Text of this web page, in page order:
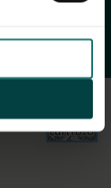
Luftfoto